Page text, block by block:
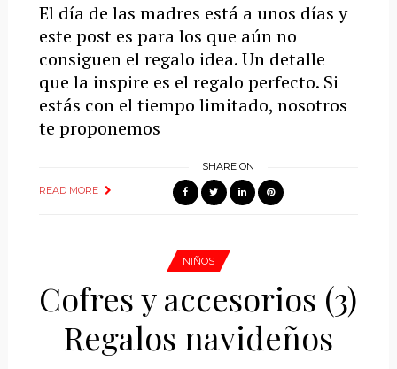
El día de las madres está a unos días y
este post es para los que aún no
consiguen el regalo idea. Un detalle
que la inspire es el regalo perfecto. Si
estás con el tiempo limitado, nosotros
te proponemos
READ MORE
SHARE ON
NIÑOS
Cofres y accesorios (3)
Regalos navideños